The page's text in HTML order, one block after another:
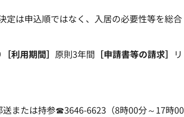
定は申込順ではなく、入居の必要性等を総合
［利用期間］ 原則3年間 ［申請書等の請求］
リ
送または持参☎3646-6623（8時00分～17時00